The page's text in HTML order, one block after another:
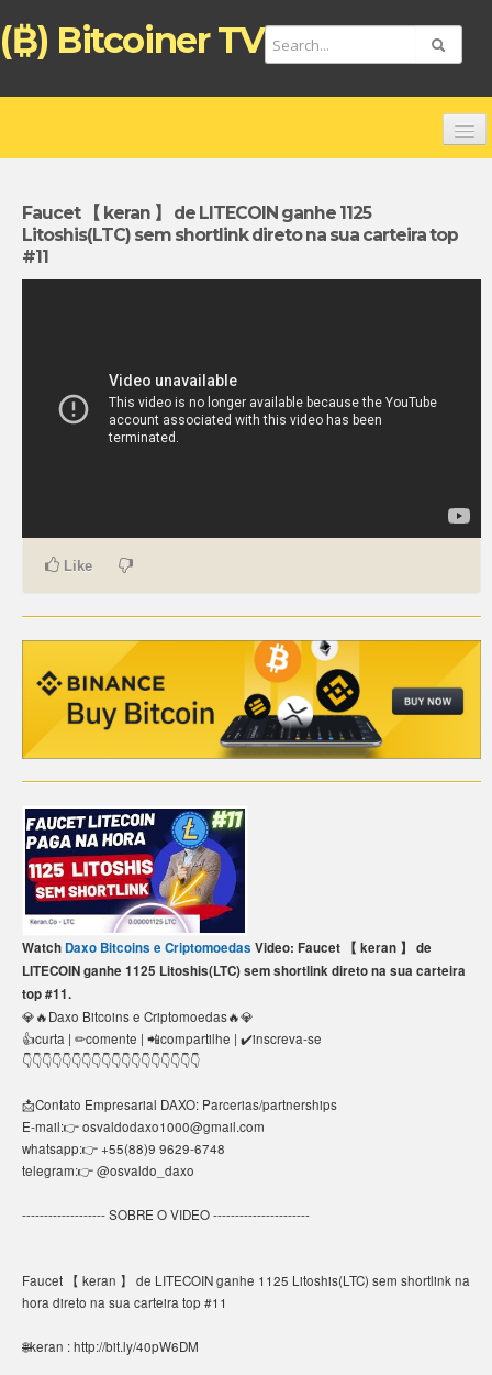
(₿) Bitcoiner TV
CHANNELS
TOP VIDEOS
BITCOIN DEBIT CARD (ENGLISH)
TARJETA DE PAGO BITCOIN (ESPAÑOL)
BETAALKAART BITCOIN (NEDERLANDS)
BETALKORT BITCOIN (SVENSKA)
PLATEBNÍ KARTA BITCOIN (ČEŠTINA)
Faucet 【 keran 】 de LITECOIN ganhe 1125
Litoshis(LTC) sem shortlink direto na sua carteira top
#11
Like
WatchDaxo Bitcoins e Criptomoedas Video: Faucet 【 keran 】 de
LITECOIN ganhe 1125 Litoshis(LTC) sem shortlink direto na sua carteira
top #11.
💎🔥Daxo Bitcoins e Criptomoedas🔥💎
👍curta | ✏comente | 📲compartilhe | ✔️inscreva-se
👇👇👇👇👇👇👇👇👇👇👇👇👇👇👇👇👇👇
📩Contato Empresarial DAXO: Parcerias/partnerships
E-mail:👉 osvaldodaxo1000@gmail.com
whatsapp:👉 +55(88)9 9629-6748
telegram:👉 @osvaldo_daxo
------------------- SOBRE O VIDEO ----------------------
Faucet 【 keran 】 de LITECOIN ganhe 1125 Litoshis(LTC) sem shortlink na
hora direto na sua carteira top #11
🌐keran : http://bit.ly/40pW6DM